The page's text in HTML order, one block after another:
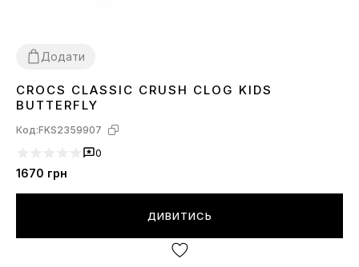
Додати
293031 323334
CROCS CLASSIC CRUSH CLOG KIDS
BUTTERFLY
Код:FKS2359907
0
1670 грн
ДИВИТИСЬ